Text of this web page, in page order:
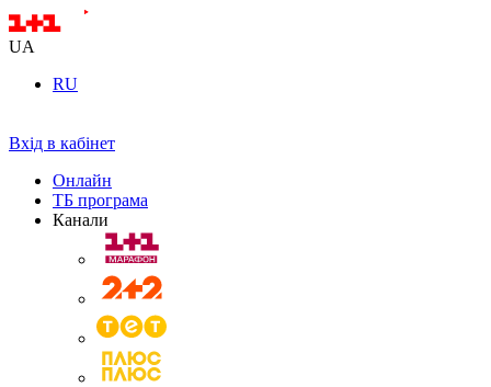
UA
RU
Вхід в кабінет
Онлайн
ТБ програма
Канали